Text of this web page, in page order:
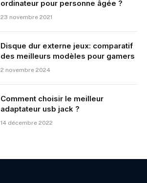
ordinateur pour personne âgée ?
23 novembre 2021
Disque dur externe jeux: comparatif
des meilleurs modèles pour gamers
2 novembre 2024
Comment choisir le meilleur
adaptateur usb jack ?
14 décembre 2022